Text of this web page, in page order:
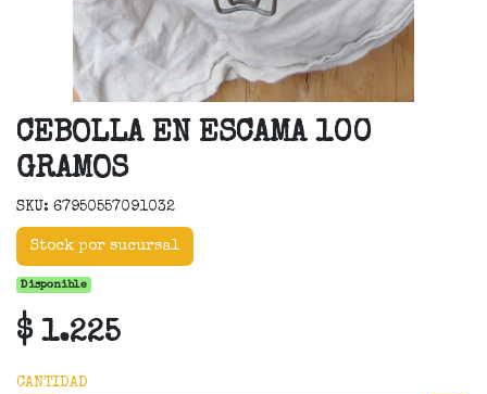
CEBOLLA EN ESCAMA 100
GRAMOS
SKU: 67950557091032
Stock por sucursal
Disponible
$ 1.225
CANTIDAD